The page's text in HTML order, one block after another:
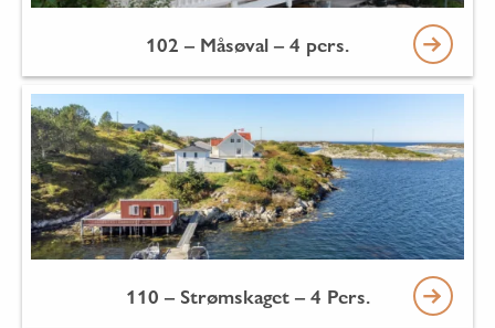
102 – Måsøval – 4 pers.
110 – Strømskaget – 4 Pers.